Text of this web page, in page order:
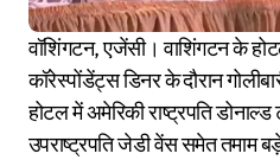
वॉशिंगटन, एजेंसी। वाशिंगटन के होटल हिल्टन में व्हाइट हाउस
कॉरेस्पोंडेंट्स डिनर के दौरान
होटल में अमेरिकी राष्ट्रपति
उपराष्ट्रपति जेडी वेंस समेत तमाम